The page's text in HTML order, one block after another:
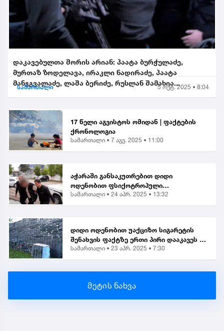
დაკავებულთა შორის არიან: პაატა ბურჭულაძე,
მურთაზ ზოდელავა, ირაკლი ნადირაძე, პაატა
მანჯგვალაძე, ლაშა ბერიძე, რუსლან შამახია...
სამართალი 5 ოქტ. 2025 • 8:04
17 წელი აგვისტოს ომიდან | ფაქტების
ქრონოლოგია
სამართალი • 7 აგვ. 2025 • 11:00
აჭარაში განსაკუთრებით დიდი
ოდენობით ფსიქოტროპული
ნივთიერების შეძენა-შენახვისა და
სამართალი • 24 აპრ. 2025 • 13:32
დიდი ოდენობით უაქციზო სიგარეტის
შენახვის ფაქტზე ერთი პირი დააკავეს |
საგამოძიებო
სამართალი • 23 აპრ. 2025 • 7:30
მეტის ნახვა